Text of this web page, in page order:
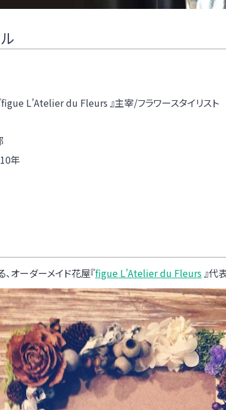
L’Atelier du Fleurs 』主宰/フラワースタイリスト
年
オーダーメイド花屋『figue L’Atelier du Fleurs』代